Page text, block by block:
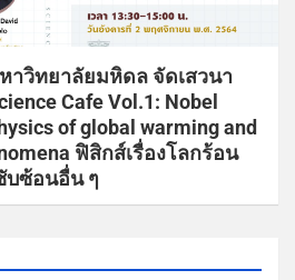
วิทยาลัยมหิดล จัดเสวนา
Cafe Vol.1: Nobel
of global warming and
ฟิสิกส์เรื่องโลกร้อน
ซ้อนอื่น ๆ